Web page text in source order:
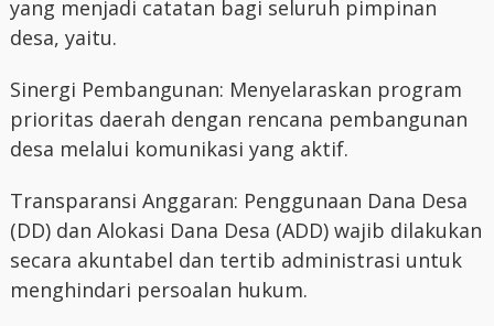
yang menjadi catatan bagi seluruh pimpinan
desa, yaitu.
Sinergi Pembangunan: Menyelaraskan program
prioritas daerah dengan rencana pembangunan
desa melalui komunikasi yang aktif.
Transparansi Anggaran: Penggunaan Dana Desa
(DD) dan Alokasi Dana Desa (ADD) wajib dilakukan
secara akuntabel dan tertib administrasi untuk
menghindari persoalan hukum.